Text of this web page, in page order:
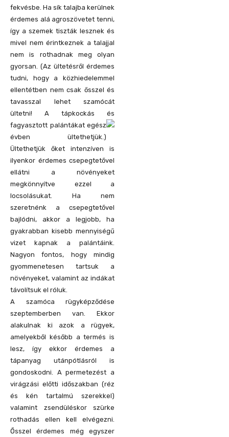
fekvésbe. Ha sík talajba kerülnek
érdemes alá agroszövetet tenni,
így a szemek tiszták lesznek és
mivel nem érintkeznek a talajjal
nem is rothadnak meg olyan
gyorsan. (Az ültetésről érdemes
tudni, hogy a közhiedelemmel
ellentétben nem csak ősszel és
tavasszal lehet szamócát
ültetni! A tápkockás és
fagyasztott palántákat egész
évben ültethetjük.)
Ültethetjük őket intenzíven is
ilyenkor érdemes csepegtetővel
ellátni a növényeket
megkönnyítve ezzel a
locsolásukat. Ha nem
szeretnénk a csepegtetővel
bajlódni, akkor a legjobb, ha
gyakrabban kisebb mennyiségű
vizet kapnak a palántáink.
Nagyon fontos, hogy mindig
gyommenetesen tartsuk a
növényeket, valamint az indákat
távolítsuk el róluk.
A szamóca rügyképződése
szeptemberben van. Ekkor
alakulnak ki azok a rügyek,
amelyekből később a termés is
lesz, így ekkor érdemes a
tápanyag utánpótlásról is
gondoskodni. A permetezést a
virágzási előtti időszakban (réz
és kén tartalmú szerekkel)
valamint zsendüléskor szürke
rothadás ellen kell elvégezni.
Ősszel érdemes még egyszer